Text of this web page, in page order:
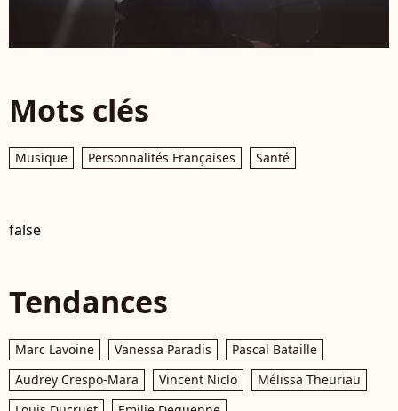
Mots clés
Musique Personnalités Françaises Santé
false
Tendances
Marc Lavoine Vanessa Paradis
Pascal Bataille
Audrey Crespo-Mara
Vincent Niclo
Mélissa Theuriau